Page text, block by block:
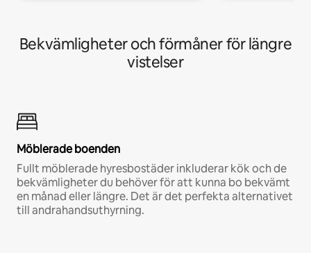
Bekvämligheter och förmåner för längre
vistelser
Möblerade boenden
Fullt möblerade hyresbostäder inkluderar kök och de
bekvämligheter du behöver för att kunna bo bekvämt
en månad eller längre. Det är det perfekta alternativet
till andrahandsuthyrning.